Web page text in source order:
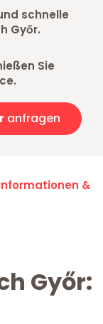
schnelle
Győr.
Sie
anfragen
&
Győr: